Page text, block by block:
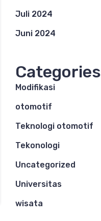
Juli 2024
Juni 2024
Categories
Modifikasi
otomotif
Teknologi otomotif
Tekonologi
Uncategorized
Universitas
wisata